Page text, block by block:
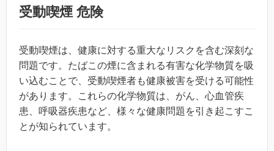
受動喫煙 危険
受動喫煙は、健康に対する重大なリスクを含む深刻な
問題です。たばこの煙に含まれる有害な化学物質を吸
い込むことで、受動喫煙者も健康被害を受ける可能性
があります。これらの化学物質は、がん、心血管疾
患、呼吸器疾患など、様々な健康問題を引き起こすこ
とが知られています。